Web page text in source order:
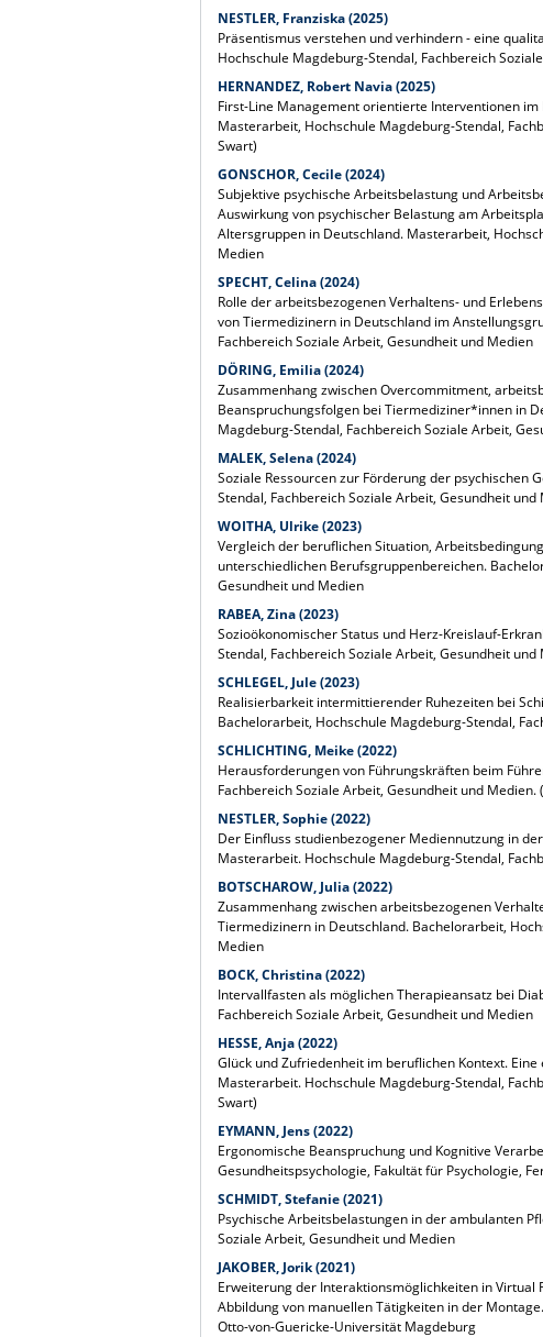
NESTLER, Franziska (2025)
Präsentismus verstehen und verhindern - eine
Hochschule Magdeburg-Stendal, Fachbereich
HERNANDEZ, Robert Navia (2025)
First-Line Management orientierte Interventionen
Masterarbeit, Hochschule Magdeburg-Stendal,
Swart)
GONSCHOR, Cecile (2024)
Subjektive psychische Arbeitsbelastung und
Auswirkung von psychischer Belastung am
Altersgruppen in Deutschland. Masterarbeit,
Medien
SPECHT, Celina (2024)
Rolle der arbeitsbezogenen Verhaltens- und
von Tiermedizinern in Deutschland im
Fachbereich Soziale Arbeit, Gesundheit und Medien
DÖRING, Emilia (2024)
Zusammenhang zwischen Overcommitment,
Beanspruchungsfolgen bei Tiermediziner*innen in
Magdeburg-Stendal, Fachbereich Soziale Arbeit,
MALEK, Selena (2024)
Soziale Ressourcen zur Förderung der
Stendal, Fachbereich Soziale Arbeit, Gesundheit und
WOITHA, Ulrike (2023)
Vergleich der beruflichen Situation,
unterschiedlichen Berufsgruppenbereichen.
Gesundheit und Medien
RABEA, Zina (2023)
Sozioökonomischer Status und Herz-Kreislauf-
Stendal, Fachbereich Soziale Arbeit, Gesundheit und
SCHLEGEL, Jule (2023)
Realisierbarkeit intermittierender Ruhezeiten bei
Bachelorarbeit, Hochschule Magdeburg-Stendal,
SCHLICHTING, Meike (2022)
Herausforderungen von Führungskräften beim
Fachbereich Soziale Arbeit, Gesundheit und
NESTLER, Sophie (2022)
Der Einfluss studienbezogener Mediennutzung in
Masterarbeit. Hochschule Magdeburg-Stendal,
BOTSCHAROW, Julia (2022)
Zusammenhang zwischen arbeitsbezogenen
Tiermedizinern in Deutschland. Bachelorarbeit,
Medien
BOCK, Christina (2022)
Intervallfasten als möglichen Therapieansatz bei
Fachbereich Soziale Arbeit, Gesundheit und Medien
HESSE, Anja (2022)
Glück und Zufriedenheit im beruflichen Kontext.
Masterarbeit. Hochschule Magdeburg-Stendal,
Swart)
EYMANN, Jens (2022)
Ergonomische Beanspruchung und Kognitive
Gesundheitspsychologie, Fakultät für Psychologie,
SCHMIDT, Stefanie (2021)
Psychische Arbeitsbelastungen in der ambulanten
Soziale Arbeit, Gesundheit und Medien
JAKOBER, Jorik (2021)
Erweiterung der Interaktionsmöglichkeiten in
Abbildung von manuellen Tätigkeiten in der
Otto-von-Guericke-Universität Magdeburg